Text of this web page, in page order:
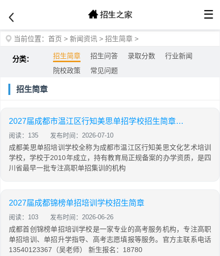
☰
当前位置： 首页 > 新闻资讯 > 招生简章 >
分类： 招生简章 招生问答 录取分数
行业新闻
院校政策
常见问题
招生简章
2027届成都市温江区行知美思单招学校招生简章，附官方主联系方式
阅读：135 发布时间：2026-07-10
成都美思单招培训学校全称为成都市温江区行知美思文化艺术培训
学校，学校于2010年成立，持有教育局正规备案的办学资质，是四
川省最早一批专注高职单招集训的机构
2027届成都锦榜单招培训学校招生简章
阅读：103 发布时间：2026-06-26
成都首创锦榜单招培训学校是一家专业的高考服务机构，专注高职
单招培训、单招升学指导、高考志愿填报等服务。官方主联系电话
13540123367（吴老师） 新生报名：18780